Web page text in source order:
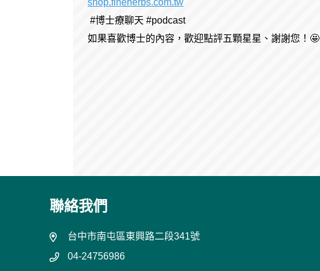
shop.fineherbs.com.tw
#博士療聊天 #podcast
如果喜歡博士的內容，歡迎點評五顆星星、謝謝您！🤩
聯絡我們
台中市南屯區東興路二段341號
04-24756986